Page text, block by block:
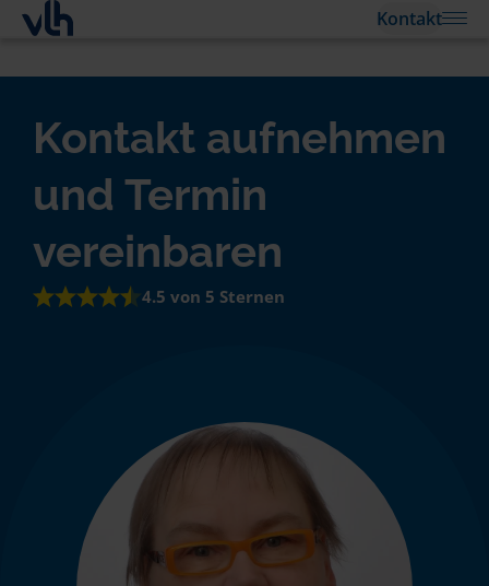
Kontakt
Kontakt aufnehmen
und Termin
vereinbaren
4.5 von 5 Sternen